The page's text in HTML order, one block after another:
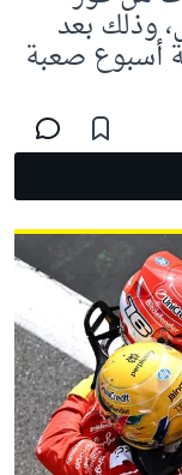
وذلك بعد
أسبوع صعبة